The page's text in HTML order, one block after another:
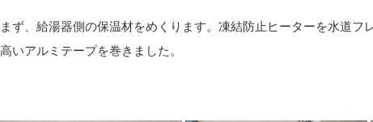
まず、給湯器側の保温材をめくります。凍結防止ヒーターを水道
高いアルミテープを巻きました。